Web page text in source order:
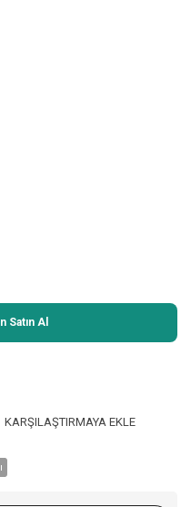
Satın Al
KARŞILAŞTIRMAYA EKLE